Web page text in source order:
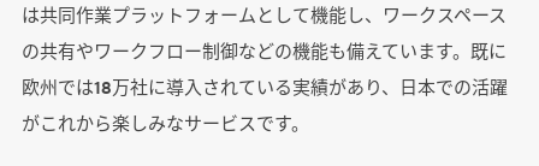
は共同作業プラットフォームとして機能し、ワークスペース
の共有やワークフロー制御などの機能も備えています。既に
欧州では18万社に導入されている実績があり、日本での活躍
がこれから楽しみなサービスです。